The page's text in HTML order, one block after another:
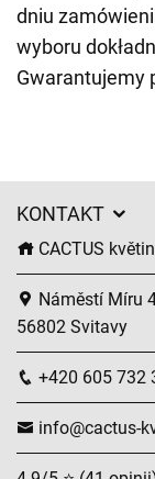
dniu
wyboru
Gwarantujemy
KONTAKT
CACTUS
Náměstí Míru
56802 Svitavy
+420 605 732
info@cactus-